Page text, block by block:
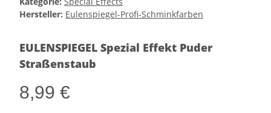
Hersteller: Eulenspiegel-Profi-Schminkfarben
EULENSPIEGEL Spezial Effekt Puder
Straßenstaub
8,99 €